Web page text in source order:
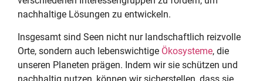
nachhaltige Lösungen zu entwickeln.
Insgesamt sind Seen nicht nur landschaftlich reizvolle
Orte, sondern auch lebenswichtige Ökosysteme, die
unseren Planeten prägen. Indem wir sie schützen und